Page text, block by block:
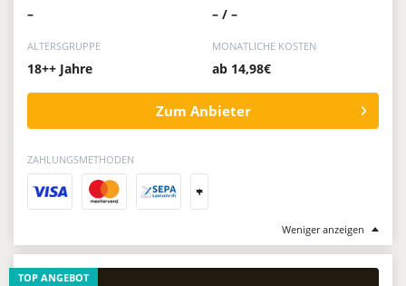
– – / –
ALTERSGRUPPE
18++ Jahre
MONATLICHE KOSTEN
ab 14,98€
Zum Anbieter
ZAHLUNGSMETHODEN
+
Weniger anzeigen
TOP ANGEBOT